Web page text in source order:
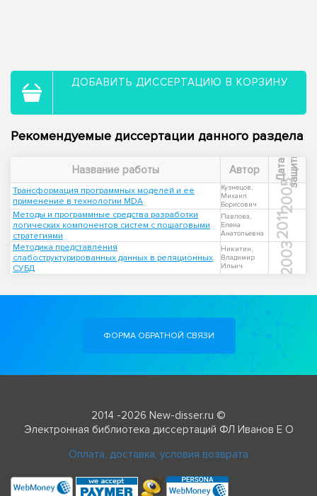
ДОБАВИТЬ ДИССЕРТАЦИЮ В КОРЗИНУ
Рекомендуемые диссертации данного раздела
Название работы Автор Д
а
т
а
з
а
щ
и
ты
Трансформация программных моделей и ее
применение в технологии MDA
Кузнецов,
Михаил
Борисович
2005
Методы и программные средства разработки
логических компонентов систем с пошаговыми
стратегиями
Павлова,
Елена
Анатольевна
2011
Методика представления
слабоструктурированных данных в реляционных
СУБД
Никитин,
Владимир
Ильич
2003
ФОРМА ОБРАТНОЙ СВЯЗИ
2014 -2026 New-disser.ru ©
Электронная библиотека диссертаций ФЛ Иванов Е О
Оплата, доставка, условия возврата